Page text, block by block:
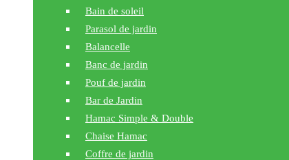
Bain de soleil
Parasol de jardin
Balancelle
Banc de jardin
Pouf de jardin
Bar de Jardin
Hamac Simple & Double
Chaise Hamac
Coffre de jardin